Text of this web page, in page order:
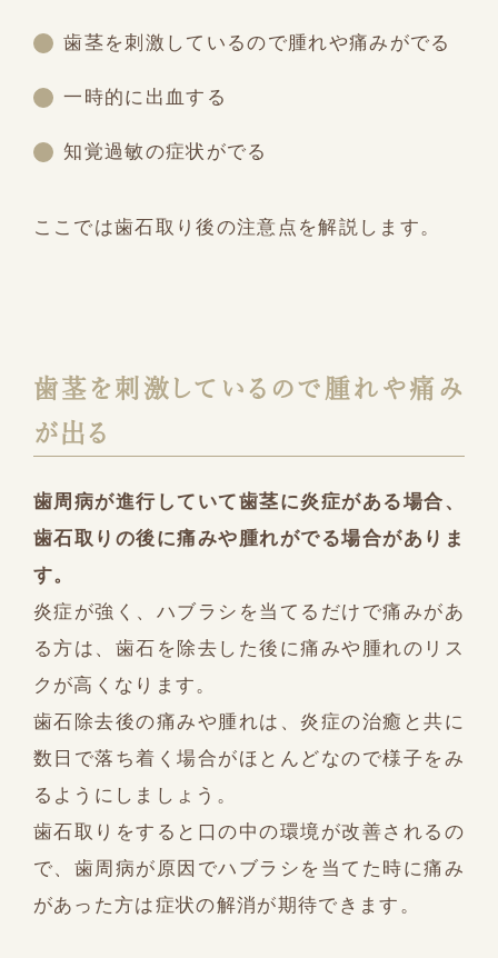
歯茎を刺激しているので腫れや痛みがでる
一時的に出血する
知覚過敏の症状がでる
ここでは歯石取り後の注意点を解説します。
歯茎を刺激しているので腫れや痛み
が出る
歯周病が進行していて歯茎に炎症がある場合、
歯石取りの後に痛みや腫れがでる場合がありま
す。
炎症が強く、ハブラシを当てるだけで痛みがあ
る方は、歯石を除去した後に痛みや腫れのリス
クが高くなります。
歯石除去後の痛みや腫れは、炎症の治癒と共に
数日で落ち着く場合がほとんどなので様子をみ
るようにしましょう。
歯石取りをすると口の中の環境が改善されるの
で、歯周病が原因でハブラシを当てた時に痛み
があった方は症状の解消が期待できます。